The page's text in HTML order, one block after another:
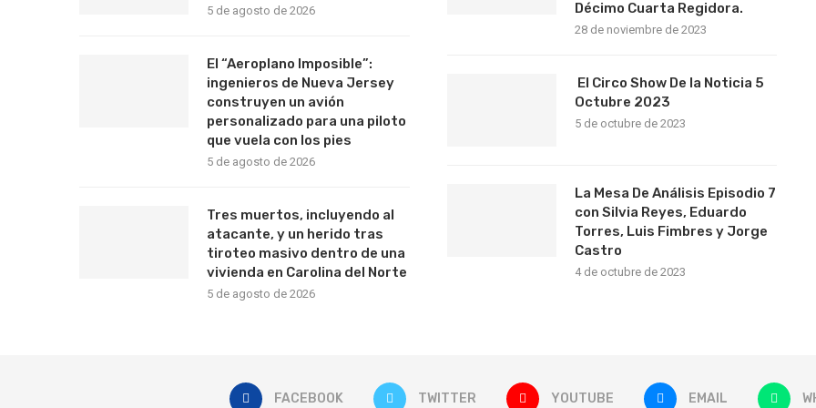
5 de agosto de 2026
El “Aeroplano Imposible”:
ingenieros de Nueva Jersey
construyen un avión
personalizado para una piloto
que vuela con los pies
5 de agosto de 2026
Tres muertos, incluyendo al
atacante, y un herido tras
tiroteo masivo dentro de una
vivienda en Carolina del Norte
5 de agosto de 2026
Décimo Cuarta Regidora.
28 de noviembre de 2023
El Circo Show De la Noticia 5
Octubre 2023
5 de octubre de 2023
La Mesa De Análisis Episodio 7
con Silvia Reyes, Eduardo
Torres, Luis Fimbres y Jorge
Castro
4 de octubre de 2023
FACEBOOK TWITTER YOUTUBE EMAIL